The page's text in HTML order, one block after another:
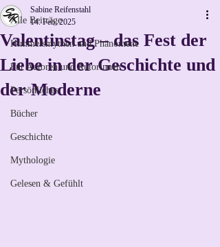
Alle Beiträge
Himmelsmythen und Phänomene
Für Autoren und Autorinnen
Persönliches
Bücher
Geschichte
Mythologie
Gelesen & Gefühlt
Valentinstag – das Fest der
Liebe in der Geschichte und
der Moderne
Sabine Reifenstahl
14. Feb. 2025